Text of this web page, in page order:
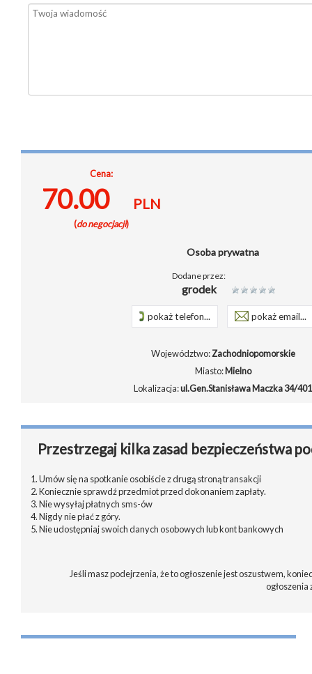
Cena:
70.00 PLN
(do negocjacji)
Osoba prywatna
Dodane przez:
grodek
pokaż telefon... pokaż email...
Województwo:Zachodniopomorskie
Miasto:Mielno
Lokalizacja:ul.Gen.Stanisława Maczka 34/401
Przestrzegaj kilka zasad bezpieczeństwa
1. Umów się na spotkanie osobiście z drugą stroną transakcji
2. Koniecznie sprawdź przedmiot przed dokonaniem zapłaty.
3. Nie wysyłaj płatnych sms-ów
4. Nigdy nie płać z góry.
5. Nie udostępniaj swoich danych osobowych lub kont bankowych
Jeśli masz podejrzenia, że to ogłoszenie jest oszustwem,